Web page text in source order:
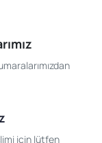
için lütfen